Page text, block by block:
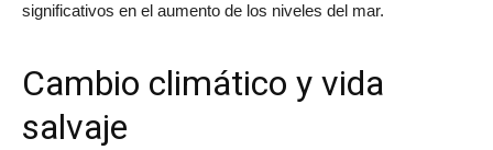
significativos en el aumento de los niveles del mar.
Cambio climático y vida
salvaje